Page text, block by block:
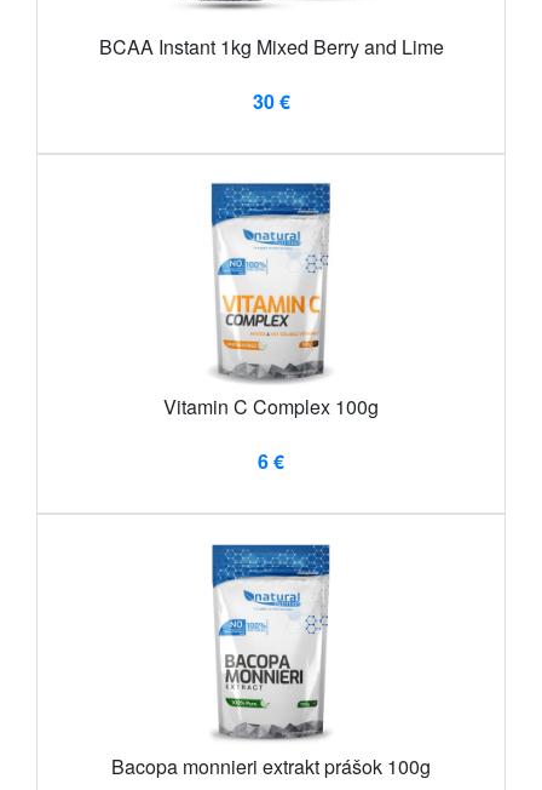
BCAA Instant 1kg Mixed Berry and Lime
30 €
Vitamin C Complex 100g
6 €
Bacopa monnieri extrakt prášok 100g